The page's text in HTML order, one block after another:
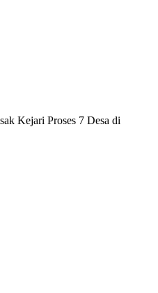
Kejari Proses 7 Desa di